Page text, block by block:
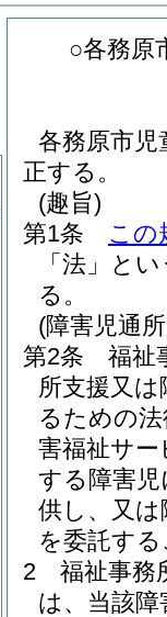
○各務原
各務原市児
正する。
(趣旨)
第1条
この
「法」と
る。
(障害児通
第2条
福祉
所支援又
るための
害福祉サー
する障害
供し、又
を委託す
2
福祉事務
は、当該